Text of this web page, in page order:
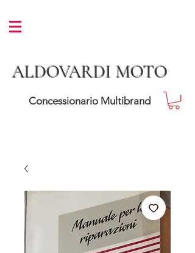
ALDOVARDI MOTO
Concessionario Multibrand